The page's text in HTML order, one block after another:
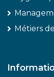
Métiers